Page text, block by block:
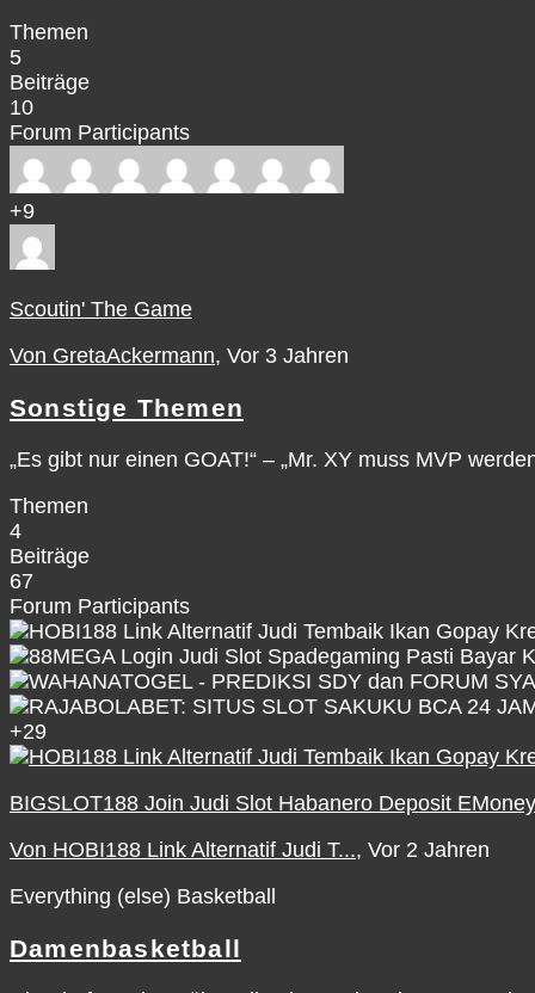
Themen
5
Beiträge
10
Forum Participants
+9
Scoutin' The Game
Von GretaAckermann, Vor 3 Jahren
Sonstige Themen
„Es gibt nur einen GOAT!“ – „Mr. XY muss MVP
Themen
4
Beiträge
67
Forum Participants
+29
BIGSLOT188 Join Judi Slot Habanero Deposit
Von HOBI188 Link Alternatif Judi T..., Vor 2 Jahren
Everything (else) Basketball
Damenbasketball